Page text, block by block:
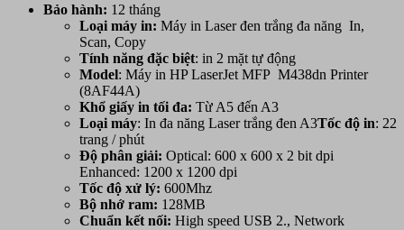
Bảo hành: 12 tháng
Loại máy in: Máy in Laser đen trắng đa năng In,
Scan, Copy
Tính năng đặc biệt: in 2 mặt tự động
Model: Máy in HP LaserJet MFP M438dn Printer
(8AF44A)
Khổ giấy in tối đa: Từ A5 đến A3
Loại máy: In đa năng Laser trắng đen A3Tốc độ in: 22
trang / phút
Độ phân giải: Optical: 600 x 600 x 2 bit dpi
Enhanced: 1200 x 1200 dpi
Tốc độ xử lý: 600Mhz
Bộ nhớ ram: 128MB
Chuẩn kết nối: High speed USB 2., Network